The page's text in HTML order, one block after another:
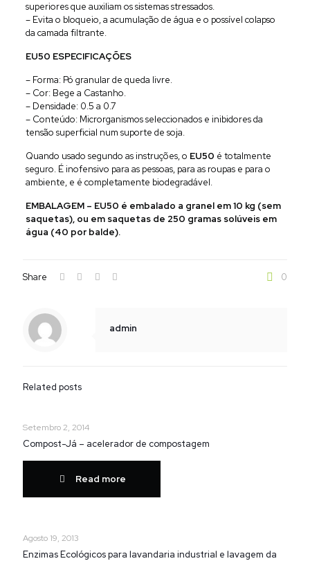
superiores que auxiliam os sistemas stressados.
– Evita o bloqueio, a acumulação de água e o possível colapso
da camada filtrante.
EU50 ESPECIFICAÇÕES
– Forma: Pó granular de queda livre.
– Cor: Bege a Castanho.
– Densidade: 0.5 a 0.7
– Conteúdo: Microrganismos seleccionados e inibidores da
tensão superficial num suporte de soja.
Quando usado segundo as instruções, o EU50 é totalmente
seguro. É inofensivo para as pessoas, para as roupas e para o
ambiente, e é completamente biodegradável.
EMBALAGEM – EU50 é embalado a granel em 10 kg (sem
saquetas), ou em saquetas de 250 gramas solúveis em
água (40 por balde).
Share 0
admin
Related posts
Setembro 2, 2014
Compost-Já – acelerador de compostagem
Read more
Agosto 19, 2013
Enzimas Ecológicos para lavandaria industrial e lavagem da